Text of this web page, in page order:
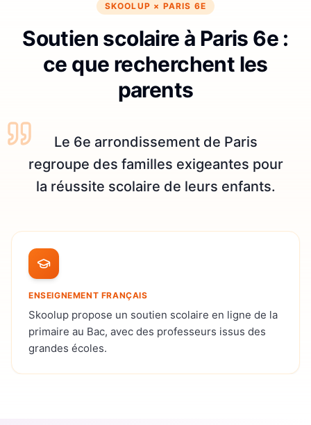
SKOOLUP × PARIS 6E
Soutien scolaire à Paris 6e :
ce que recherchent les
parents
Le 6e arrondissement de Paris
regroupe des familles exigeantes pour
la réussite scolaire de leurs enfants.
ENSEIGNEMENT FRANÇAIS
Skoolup propose un soutien scolaire en ligne de la
primaire au Bac, avec des professeurs issus des
grandes écoles.